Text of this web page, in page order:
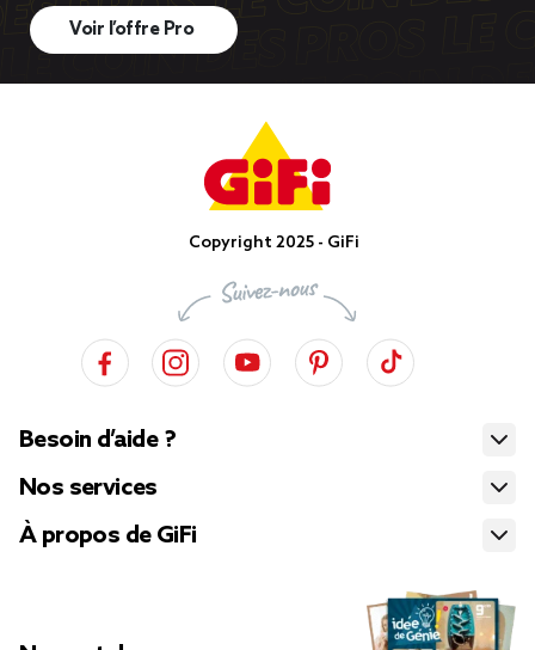
Voir l’offre Pro
Copyright 2025 - GiFi
Besoin d’aide ?
Nos services
À propos de GiFi